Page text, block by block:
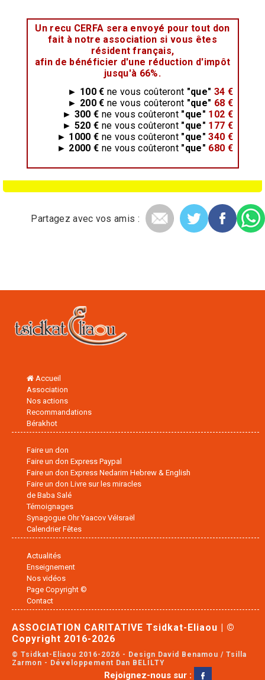
Un recu CERFA sera envoyé pour tout don
fait à notre association si vous êtes
résident français,
afin de bénéficier d'une réduction d'impôt
jusqu'à 66%.
► 100 € ne vous coûteront "que" 34 €
► 200 € ne vous coûteront "que" 68 €
► 300 € ne vous coûteront "que" 102 €
► 520 € ne vous coûteront "que" 177 €
► 1000 € ne vous coûteront "que" 340 €
► 2000 € ne vous coûteront "que" 680 €
Partagez avec vos amis :
Accueil
Association
Nos actions
Recommandations
Bérakhot
Faire un don
Faire un don Express Paypal
Faire un don Express Nedarim Hebrew & English
Faire un don Livre sur les miracles
de Baba Salé
Témoignages
Synagogue Ohr Yaacov VéIsraël
Calendrier Fêtes
Actualités
Enseignement
Nos vidéos
Page Copyright ©
Contact
ASSOCIATION CARITATIVE Tsidkat-Eliaou | ©
Copyright 2016-2026
© Tsidkat-Eliaou 2016-2026 - Design David Benamou / Tsilla
Zarmon - Développement Dan BELILTY
Rejoignez-nous sur :